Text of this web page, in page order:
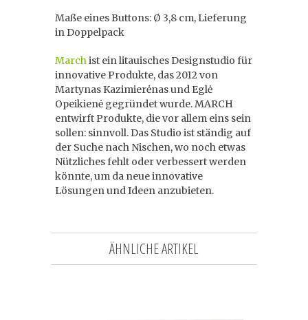
Maße eines Buttons: Ø 3,8 cm, Lieferung
in Doppelpack
Marchist ein litauisches Designstudio für
innovative Produkte, das 2012 von
Martynas Kazimierėnas und Eglė
Opeikienė gegründet wurde. MARCH
entwirft Produkte, die vor allem eins sein
sollen: sinnvoll. Das Studio ist ständig auf
der Suche nach Nischen, wo noch etwas
Nützliches fehlt oder verbessert werden
könnte, um da neue innovative
Lösungen und Ideen anzubieten.
ÄHNLICHE ARTIKEL